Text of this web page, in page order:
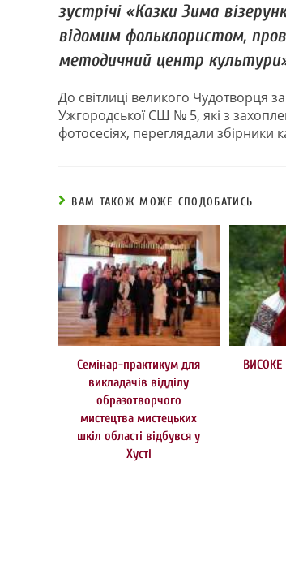
зустрічі «Казки Зима
відомим фольклористом,
методичний центр
До світлиці великого Чудотворця
Ужгородської СШ № 5, які з
фотосесіях, переглядали
ВАМ ТАКОЖ МОЖЕ СПОДОБАТИСЬ
Cемінар-практикум для
викладачів відділу
образотворчого
мистецтва мистецьких
шкіл області відбувся у
Хусті
ВИСОКЕ